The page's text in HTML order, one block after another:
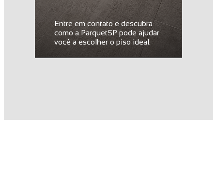
Entre em contato e descubra
como a ParquetSP pode ajudar
você a escolher o piso ideal.